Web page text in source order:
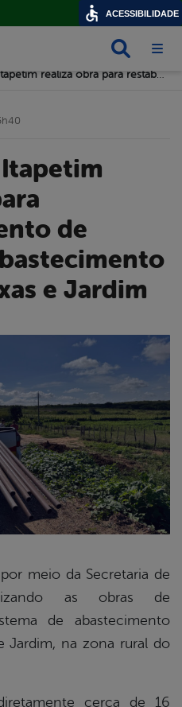
Prefeitura de Itapetim realiza obra para restabelecimento de sistemas de abastecimento nos Sítios Baixas e Jardim
de
e Jardim
meio da Secretaria de
as obras de
de abastecimento
Jardim, na zona rural do
cerca de 16
ACESSIBILIDADE